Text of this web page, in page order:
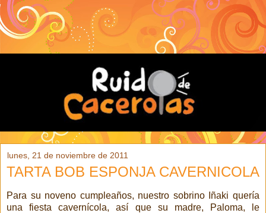
lunes, 21 de noviembre de 2011
TARTA BOB ESPONJA CAVERNICOLA
Para su noveno cumpleaños, nuestro sobrino Iñaki quería
una fiesta cavernícola, así que su madre, Paloma, le